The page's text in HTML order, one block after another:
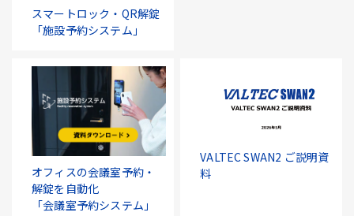
スマートロック・QR解錠
「施設予約システム」
オフィスの会議室予約・
解錠を自動化
「会議室予約システム」
VALTEC SWAN2 ご説明資
料